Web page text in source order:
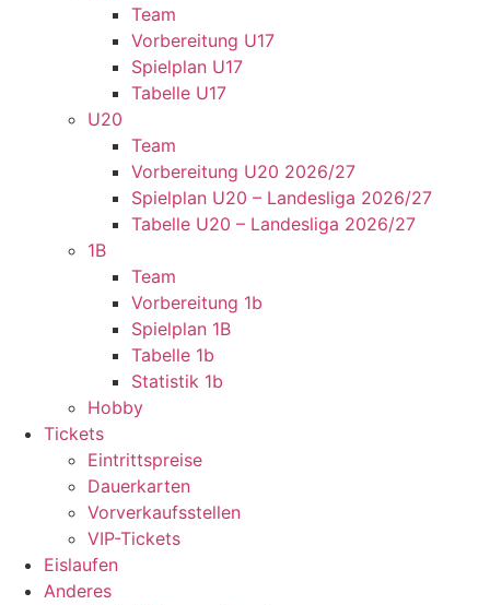
Team
Vorbereitung U17
Spielplan U17
Tabelle U17
U20
Team
Vorbereitung U20 2026/27
Spielplan U20 – Landesliga 2026/27
Tabelle U20 – Landesliga 2026/27
1B
Team
Vorbereitung 1b
Spielplan 1B
Tabelle 1b
Statistik 1b
Hobby
Tickets
Eintrittspreise
Dauerkarten
Vorverkaufsstellen
VIP-Tickets
Eislaufen
Anderes